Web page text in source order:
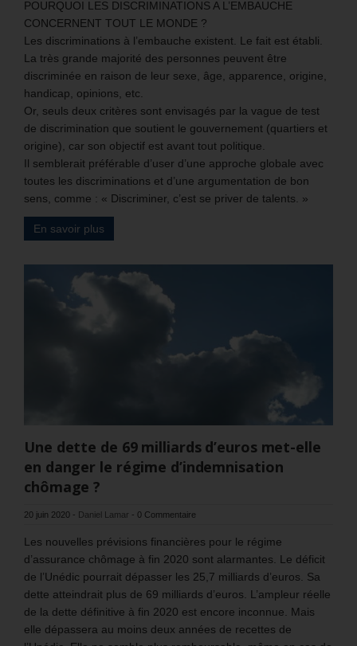
POURQUOI LES DISCRIMINATIONS A L’EMBAUCHE
CONCERNENT TOUT LE MONDE ?
Les discriminations à l’embauche existent. Le fait est établi.
La très grande majorité des personnes peuvent être
discriminée en raison de leur sexe, âge, apparence, origine,
handicap, opinions, etc.
Or, seuls deux critères sont envisagés par la vague de test
de discrimination que soutient le gouvernement (quartiers et
origine), car son objectif est avant tout politique.
Il semblerait préférable d’user d’une approche globale avec
toutes les discriminations et d’une argumentation de bon
sens, comme : « Discriminer, c’est se priver de talents. »
En savoir plus
Une dette de 69 milliards d’euros met-elle
en danger le régime d’indemnisation
chômage ?
20 juin 2020 - Daniel Lamar - 0 Commentaire
Les nouvelles prévisions financières pour le régime
d’assurance chômage à fin 2020 sont alarmantes. Le déficit
de l’Unédic pourrait dépasser les 25,7 milliards d’euros. Sa
dette atteindrait plus de 69 milliards d’euros. L’ampleur réelle
de la dette définitive à fin 2020 est encore inconnue. Mais
elle dépassera au moins deux années de recettes de